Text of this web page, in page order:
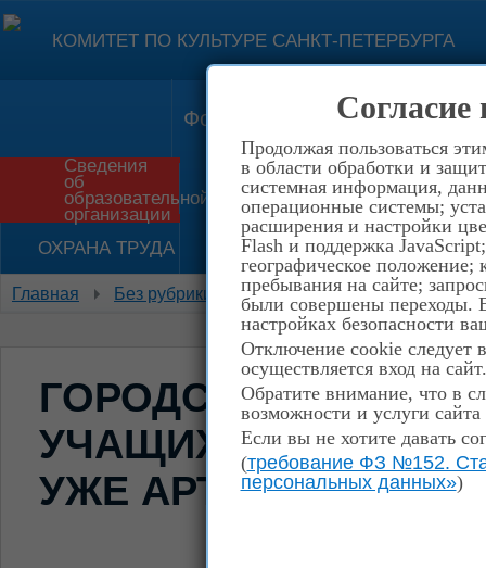
Согласие
Продолжая пользоваться
в области обработки и
системная информация,
операционные системы;
расширения и настройки
Flash и поддержка
географическое положение;
пребывания на сайте;
были совершены переходы.
настройках безопасности
Отключение cookie следует
осуществляется вход на сайт.
Обратите внимание, что в
возможности и услуги
Если вы не хотите давать
(требование ФЗ №152.
персональных данных»)
КОМИТЕТ ПО КУЛЬТУРЕ САНКТ-ПЕТЕРБУРГА
Форма обратной связи
Сведения
об
образовательной
организации
Приём в школу История
ОХРАНА ТРУДА НЕТ КОРРУПЦИИ!
Главная Без рубрики Городской фестиваль-
ГОРОДСКОЙ
УЧАЩИХСЯ
УЖЕ АРТИСТ!» —